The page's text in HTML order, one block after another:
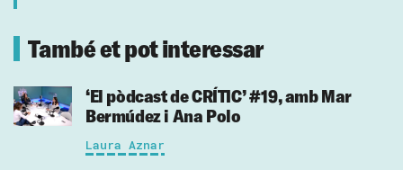
També et pot interessar
‘El pòdcast de CRÍTIC’ #19, amb Mar
Bermúdez i Ana Polo
Laura Aznar